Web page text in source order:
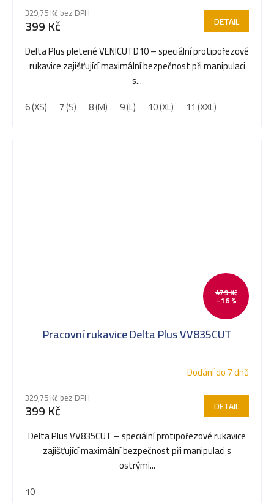
329,75 Kč bez DPH
399 Kč DETAIL
Delta Plus pletené VENICUTD10 – speciální protipořezové
rukavice zajišťující maximální bezpečnost při manipulaci
s...
6 (XS)
7 (S) 8 (M) 9 (L) 10 (XL) 11 (XXL)
479 Kč
–16 %
Pracovní rukavice Delta Plus VV835CUT
Dodání do 7 dnů
329,75 Kč bez DPH
399 Kč DETAIL
Delta Plus VV835CUT – speciální protipořezové rukavice
zajišťující maximální bezpečnost při manipulaci s
ostrými...
10